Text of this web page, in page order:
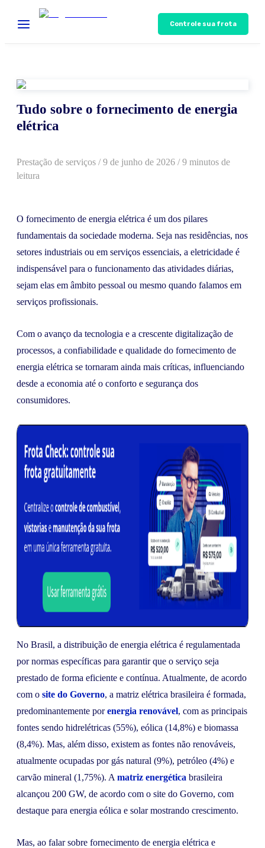
Controle sua frota
Tudo sobre o fornecimento de energia
elétrica
Prestação de serviços /9 de junho de 2026 / 9 minutos de
leitura
O fornecimento de energia elétrica é um dos pilares
fundamentais da sociedade moderna. Seja nas residências, nos
setores industriais ou em serviços essenciais, a eletricidade é
indispensável para o funcionamento das atividades diárias,
sejam elas em âmbito pessoal ou mesmo quando falamos em
serviços profissionais.
Com o avanço da tecnologia e a crescente digitalização de
processos, a confiabilidade e qualidade do fornecimento de
energia elétrica se tornaram ainda mais críticas, influenciando
desde a economia até o conforto e segurança dos
consumidores.
No Brasil, a distribuição de energia elétrica é regulamentada
por normas específicas para garantir que o serviço seja
prestado de forma eficiente e contínua. Atualmente, de acordo
com o site do Governo, a matriz elétrica brasileira é formada,
predominantemente porenergia renovável, com as principais
fontes sendo hidrelétricas (55%), eólica (14,8%) e biomassa
(8,4%). Mas, além disso, existem as fontes não renováveis,
atualmente ocupadas por gás natural (9%), petróleo (4%) e
carvão mineral (1,75%). A matriz energética brasileira
alcançou 200 GW, de acordo com o site do Governo, com
destaque para energia eólica e solar mostrando crescimento.
Mas, ao falar sobre fornecimento de energia elétrica e